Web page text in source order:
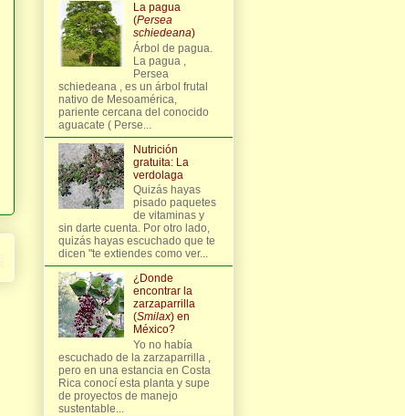
La pagua
(Persea
schiedeana)
Árbol de pagua.
La pagua ,
Persea
schiedeana , es un árbol frutal
nativo de Mesoamérica,
pariente cercana del conocido
aguacate ( Perse...
Nutrición
gratuita: La
verdolaga
Quizás hayas
pisado paquetes
de vitaminas y
sin darte cuenta. Por otro lado,
quizás hayas escuchado que te
dicen "te extiendes como ver...
¿Donde
encontrar la
zarzaparrilla
(Smilax) en
México?
Yo no había
escuchado de la zarzaparrilla ,
pero en una estancia en Costa
Rica conocí esta planta y supe
de proyectos de manejo
sustentable...